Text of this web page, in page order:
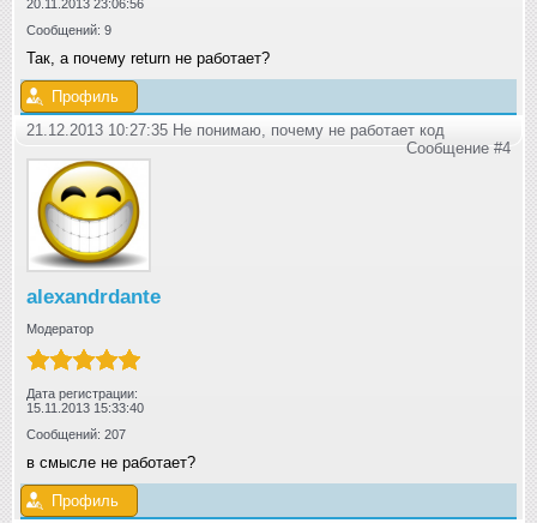
20.11.2013 23:06:56
Сообщений: 9
Так, а почему return не работает?
Профиль
21.12.2013 10:27:35 Не понимаю, почему не работает код
Сообщение #4
alexandrdante
Модератор
Дата регистрации:
15.11.2013 15:33:40
Сообщений: 207
в смысле не работает?
Профиль